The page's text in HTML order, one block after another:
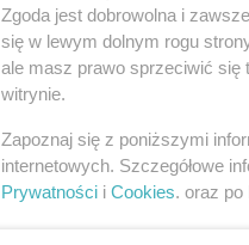
Cytadela
Zgoda jest dobrowolna i
się w lewym dolnym rogu
ale masz prawo sprzeciwić się
witrynie.
Zapoznaj się z poniższymi
internetowych. Szczegółowe
Prywatności i Cookies. oraz po